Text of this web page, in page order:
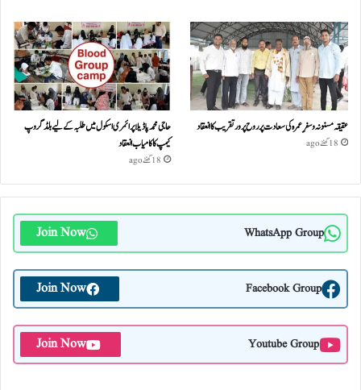
عقیقہ مسنونہ و سفرِ عمرہ کی سعادت پر روح پرور تقریب کا انعقاد
18 گھنٹے ago
حاجی محمد پاڈیلا پرائمری اسکول میں طلبہ کے لیے بلڈ گروپ
کیمپ کا کامیاب انعقاد
18 گھنٹے ago
WhatsApp Group
Join Now
Facebook Group
Join Now
Youtube Group
Join Now